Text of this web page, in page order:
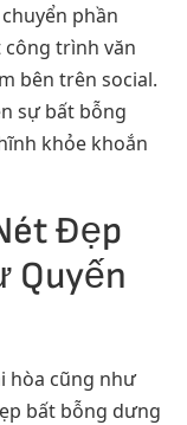
phần
trình văn
bên trên social.
sự bất bỗng
khỏe khoắn
Đẹp
Quyến
hòa cũng như
bất bỗng dưng